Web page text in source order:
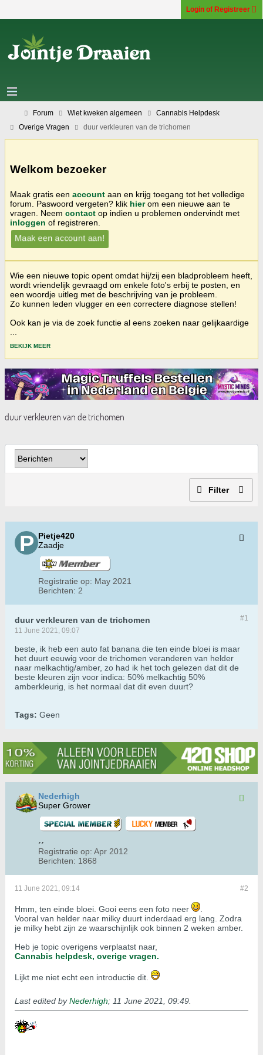
Login of Registreer
Forum Wiet kweken algemeen
Cannabis Helpdesk
Overige Vragen
duur verkleuren van de trichomen
Welkom bezoeker
Maak gratis een account aan en krijg toegang tot het volledige
forum. Paswoord vergeten? klik hierom een nieuwe aan te
vragen. Neem contact op indien u problemen ondervindt met
inloggen of registreren.
Maak een account aan!
Wie een nieuwe topic opent omdat hij/zij een bladprobleem heeft,
wordt vriendelijk gevraagd om enkele foto's erbij te posten, en
een woordje uitleg met de beschrijving van je probleem.
Zo kunnen leden vlugger en een correctere diagnose stellen!
Ook kan je via de zoek functie al eens zoeken naar gelijkaardige
BEKIJK MEER
duur verkleuren van de trichomen
Filter
Pietje420
Zaadje
Registratie op: May 2021
Berichten: 2
#1
duur verkleuren van de trichomen
11 June 2021, 09:07
beste, ik heb een auto fat banana die ten einde bloei is maar
het duurt eeuwig voor de trichomen veranderen van helder
naar melkachtig/amber, zo had ik het toch gelezen dat dit de
beste kleuren zijn voor indica: 50% melkachtig 50%
amberkleurig, is het normaal dat dit even duurt?
Tags: Geen
Nederhigh
Super Grower
Registratie op: Apr 2012
Berichten: 1868
#2
11 June 2021, 09:14
Hmm, ten einde bloei. Gooi eens een foto neer
Vooral van helder naar milky duurt inderdaad erg lang. Zodra
je milky hebt zijn ze waarschijnlijk ook binnen 2 weken amber.
Heb je topic overigens verplaatst naar,
Cannabis helpdesk, overige vragen.
Lijkt me niet echt een introductie dit.
Last edited byNederhigh; 11 June 2021, 09:49